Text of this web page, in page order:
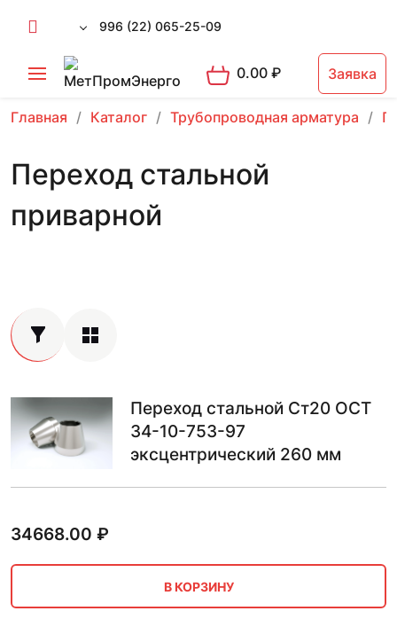
996 (22) 065-25-09
0.00₽ Заявка
Главная Каталог Трубопроводная арматура
Переход стальной
приварной
Переход стальной Ст20 ОСТ
34-10-753-97
эксцентрический 260 мм
34668.00 ₽
В КОРЗИНУ